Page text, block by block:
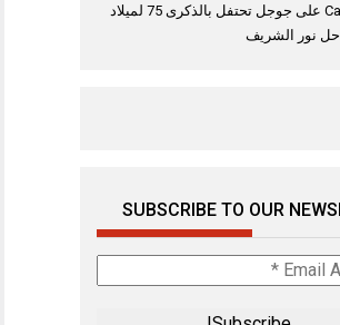
على
جوجل تحتفل بالذكرى 75 لميلاد
نور الشريف
SUBSCRIBE TO OUR